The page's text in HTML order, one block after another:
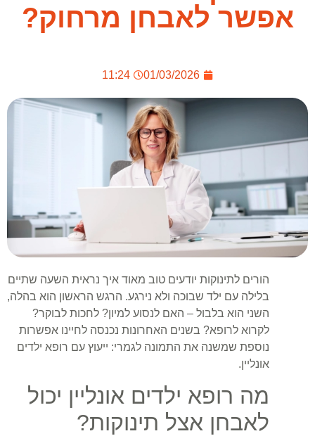
אפשר לאבחן מרחוק?
01/03/2026
11:24
הורים לתינוקות יודעים טוב מאוד איך נראית השעה שתיים
בלילה עם ילד שבוכה ולא נירגע. הרגש הראשון הוא בהלה,
השני הוא בלבול – האם לנסוע למיון? לחכות לבוקר?
לקרוא לרופא? בשנים האחרונות נכנסה לחיינו אפשרות
נוספת שמשנה את התמונה לגמרי: ייעוץ עם רופא ילדים
אונליין.
מה רופא ילדים אונליין יכול
לאבחן אצל תינוקות?